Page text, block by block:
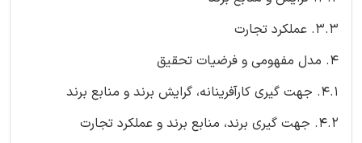
3.3. عملکرد تجارت
4. مدل مفهومی و فرضیات تحقیق
4.1. جهت گیری کارآفرینانه، گرایش برند و منابع برند
4.2. جهت گیری برند، منابع برند و عملکرد تجارت